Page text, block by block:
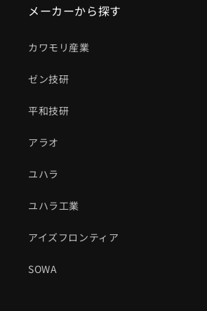
メーカーから探す
カワモリ産業
ゼン技研
平和技研
アラオ
ユハラ
ユハラ工業
アイズフロンティア
SOWA